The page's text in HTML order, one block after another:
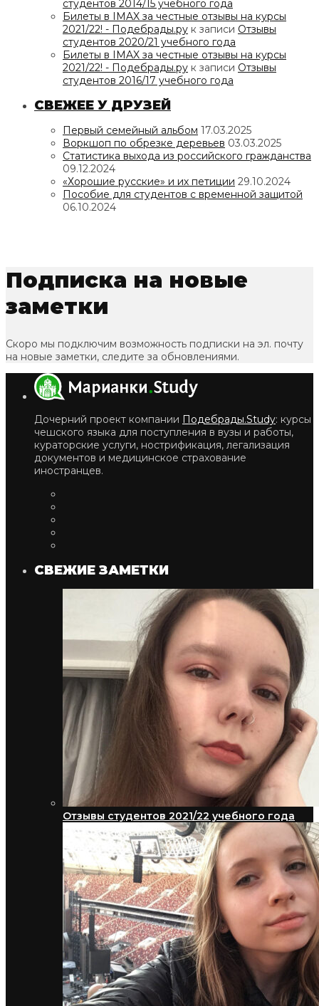
студентов 2014/15 учебного года
Билеты в IMAX за честные отзывы на курсы
2021/22! - Подебрады.ру к записи Отзывы
студентов 2020/21 учебного года
Билеты в IMAX за честные отзывы на курсы
2021/22! - Подебрады.ру к записи Отзывы
студентов 2016/17 учебного года
СВЕЖЕЕ У ДРУЗЕЙ
Первый семейный альбом 17.03.2025
Воркшоп по обрезке деревьев 03.03.2025
Статистика выхода из российского гражданства
09.12.2024
«Хорошие русские» и их петиции 29.10.2024
Пособие для студентов с временной защитой
06.10.2024
Подписка на новые
заметки
Скоро мы подключим возможность подписки на эл. почту
на новые заметки, следите за обновлениями.
Дочерний проект компании Подебрады.Study: курсы
чешского языка для поступления в вузы и работы,
кураторские услуги, нострификация, легализация
документов и медицинское страхование
иностранцев.
СВЕЖИЕ ЗАМЕТКИ
Отзывы студентов 2021/22 учебного года